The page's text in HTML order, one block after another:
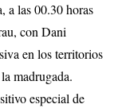
a las 00.30 horas
con Dani
en los territorios
madrugada.
especial de